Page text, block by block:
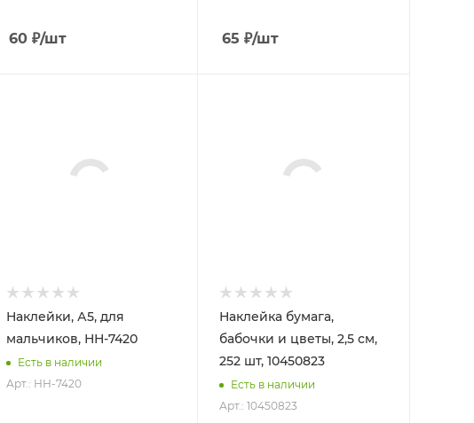
60 ₽/шт 65 ₽/шт
Наклейки, А5, для
мальчиков, НН-7420
Есть в наличии
Арт.: НН-7420
Наклейка бумага,
бабочки и цветы, 2,5 см,
252 шт, 10450823
Есть в наличии
Арт.: 10450823